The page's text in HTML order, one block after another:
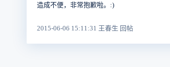
造成不便，非常抱歉啦。:)
2015-06-06 15:11:31 王春生 回帖